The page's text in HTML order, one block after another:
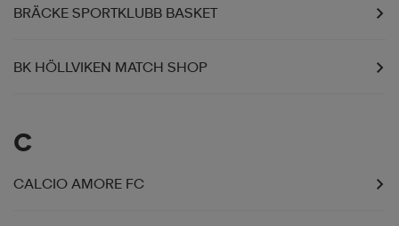
BRÄCKE SPORTKLUBB BASKET
BK HÖLLVIKEN MATCH SHOP
C
CALCIO AMORE FC